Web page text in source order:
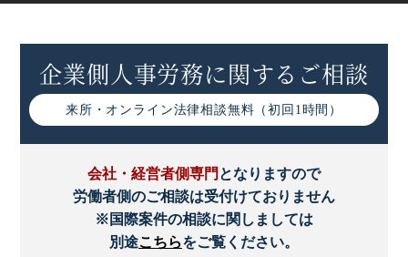
企業側人事労務に関するご相談
来所・オンライン法律相談無料（初回1時間）
会社・経営者側専門 となりますので
労働者側のご相談は受付けておりません
※国際案件の相談に関しましては
別途こちらをご覧ください。